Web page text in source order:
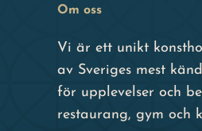
Om oss
Vi är ett unikt
av Sveriges mest
för upplevelser och
restaurang, gym och